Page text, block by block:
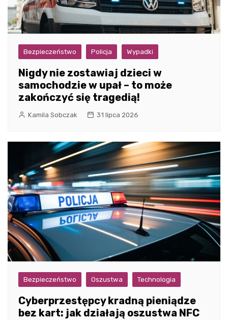
Bezpieczeństwo Policja Wypadki
Nigdy nie zostawiaj dzieci w
samochodzie w upał – to może
zakończyć się tragedią!
Kamila Sobczak 31 lipca 2026
Bezpieczeństwo Oszustwa Technologia
Cyberprzestępcy kradną pieniądze
bez kart: jak działają oszustwa NFC